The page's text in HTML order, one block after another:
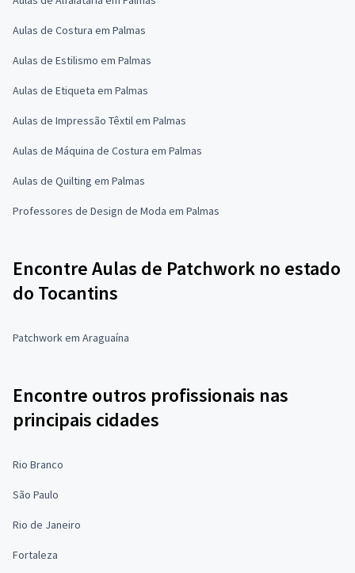
Aulas de Costura em Palmas
Aulas de Estilismo em Palmas
Aulas de Etiqueta em Palmas
Aulas de Impressão Têxtil em Palmas
Aulas de Máquina de Costura em Palmas
Aulas de Quilting em Palmas
Professores de Design de Moda em Palmas
Encontre Aulas de Patchwork no estado
do Tocantins
Patchwork em Araguaína
Encontre outros profissionais nas
principais cidades
Rio Branco
São Paulo
Rio de Janeiro
Fortaleza